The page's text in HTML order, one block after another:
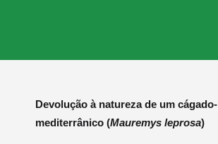
Devolução à natureza de um cágado-
mediterrânico (Mauremys leprosa)